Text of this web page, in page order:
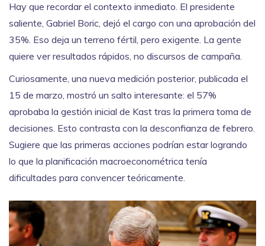
Hay que recordar el contexto inmediato. El presidente
saliente, Gabriel Boric, dejó el cargo con una aprobación del
35%. Eso deja un terreno fértil, pero exigente. La gente
quiere ver resultados rápidos, no discursos de campaña.
Curiosamente, una nueva medición posterior, publicada el
15 de marzo, mostró un salto interesante: el 57%
aprobaba la gestión inicial de Kast tras la primera toma de
decisiones. Esto contrasta con la desconfianza de febrero.
Sugiere que las primeras acciones podrían estar logrando
lo que la planificación macroeconométrica tenía
dificultades para convencer teóricamente.